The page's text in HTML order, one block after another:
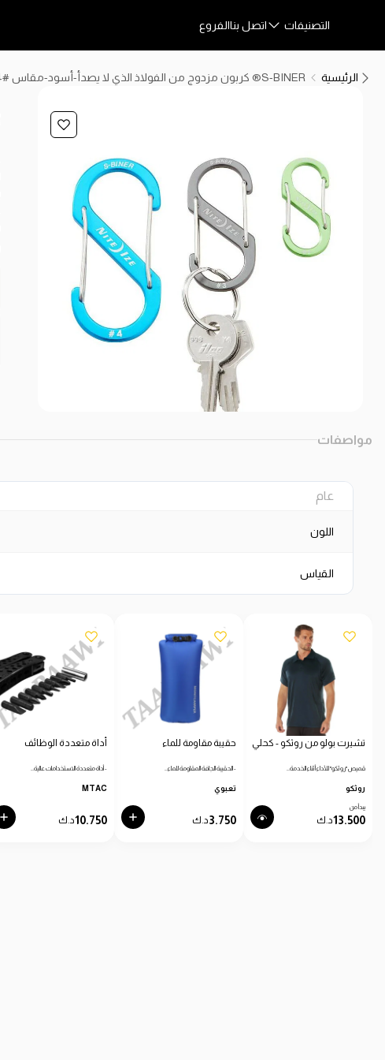
التصنيفات اتصل بناالفروع
الرئيسية S-BINER® كربون مزدوج من الفولاذ الذي لا يصدأ-أسود-مقاس #4
مواصفات
عام
اللون
القياس
تشيرت بولو من روثكو - كحلي
قميص "روثكو" للأداء أثناء الخدمة…
روثكو
يبدأ من
13.500د.ك
حقيبة مقاومة للماء
- الحقيبة الجافة المقاومة للماء…
تعبوي
3.750د.ك
أداة متعددة الوظائف
- أداة متعددة الاستخدامات عالية…
MTAC
10.750د.ك